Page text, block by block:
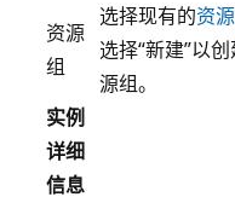
资源
组
选择现有的资
选择“新建”以
源组。
实例
详细
信息